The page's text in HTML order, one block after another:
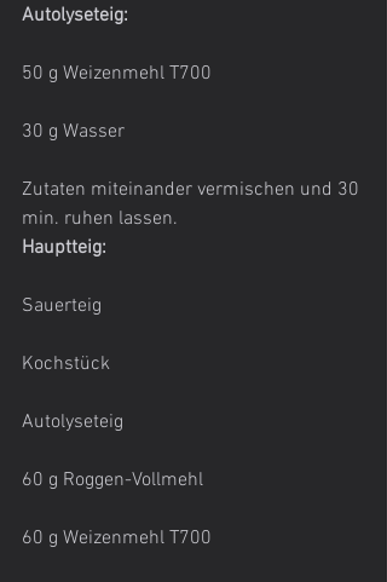
Autolyseteig:
50 g Weizenmehl T700
30 g Wasser
Zutaten miteinander vermischen und 30
min. ruhen lassen.
Hauptteig:
Sauerteig
Kochstück
Autolyseteig
60 g Roggen-Vollmehl
60 g Weizenmehl T700